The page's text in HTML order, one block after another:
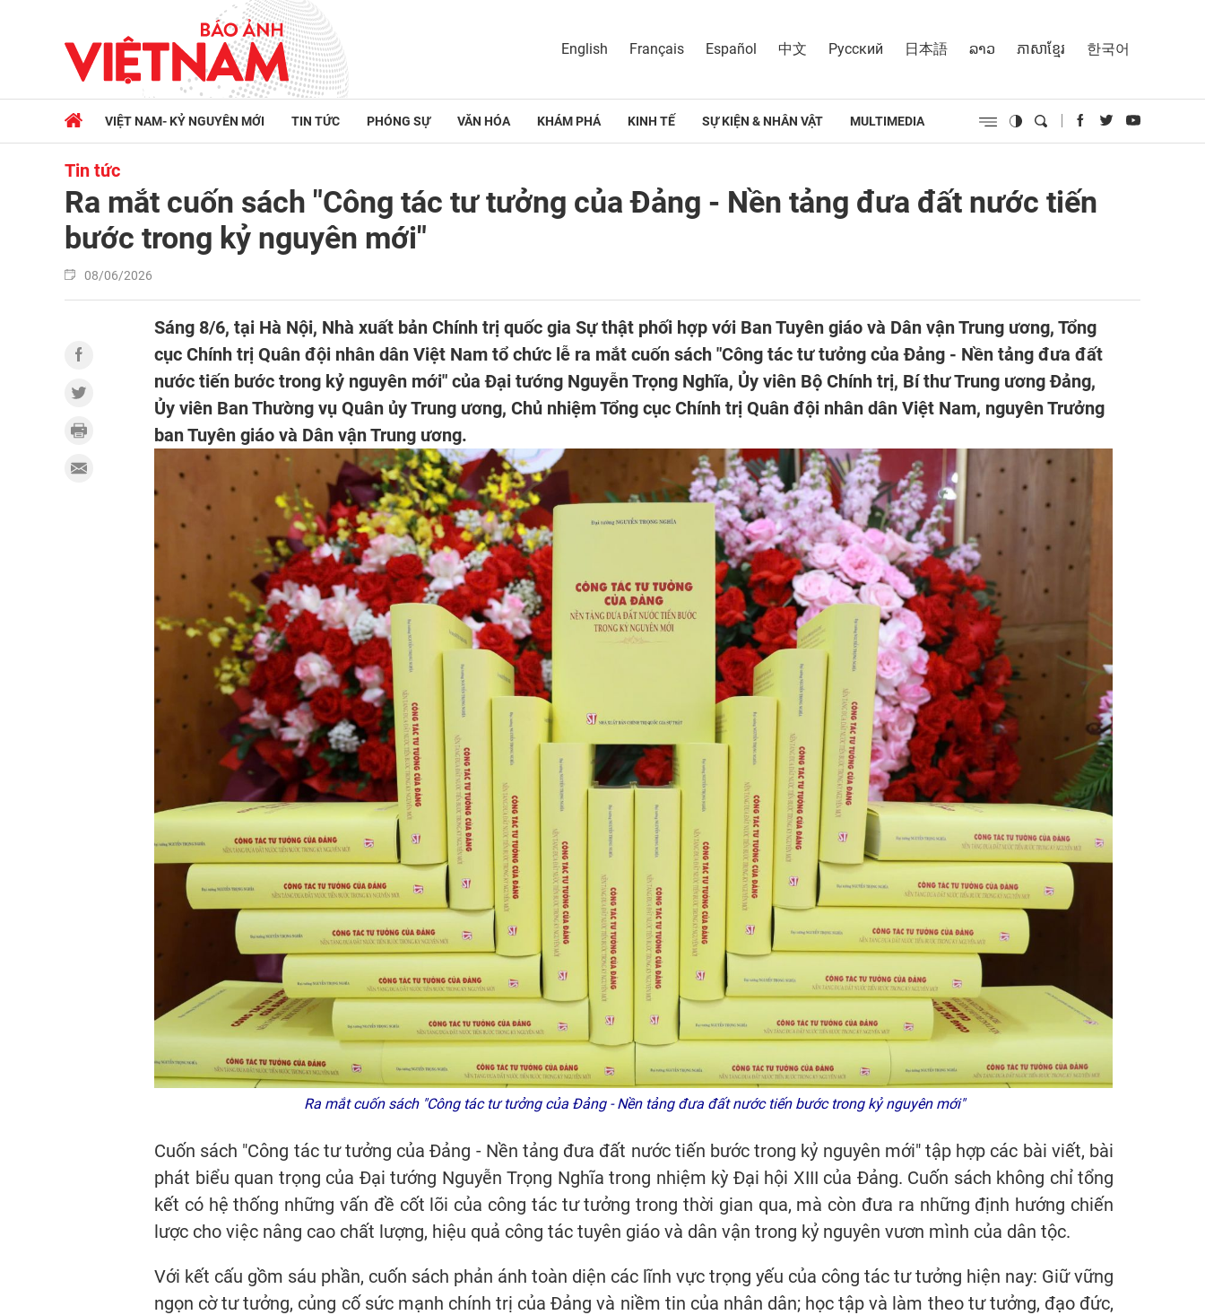
English Français Español 中文 Русский 日本語 ລາວ ភាសាខ្មែរ 한국어
VIỆT NAM- KỶ NGUYÊN MỚI TIN TỨC PHÓNG SỰ VĂN HÓA KHÁM PHÁ KINH TẾ SỰ KIỆN & NHÂN VẬT MULTIMEDIA
Tin tức
Ra mắt cuốn sách "Công tác tư tưởng của Đảng - Nền tảng đưa đất nước tiến
bước trong kỷ nguyên mới"
08/06/2026
Sáng 8/6, tại Hà Nội, Nhà xuất bản Chính trị quốc gia Sự thật phối hợp với Ban Tuyên giáo và Dân vận Trung ương, Tổng
cục Chính trị Quân đội nhân dân Việt Nam tổ chức lễ ra mắt cuốn sách "Công tác tư tưởng của Đảng - Nền tảng đưa đất
nước tiến bước trong kỷ nguyên mới" của Đại tướng Nguyễn Trọng Nghĩa, Ủy viên Bộ Chính trị, Bí thư Trung ương Đảng,
Ủy viên Ban Thường vụ Quân ủy Trung ương, Chủ nhiệm Tổng cục Chính trị Quân đội nhân dân Việt Nam, nguyên Trưởng
ban Tuyên giáo và Dân vận Trung ương.
Ra mắt cuốn sách "Công tác tư tưởng của Đảng - Nền tảng đưa đất nước tiến bước trong kỷ nguyên mới"
Cuốn sách "Công tác tư tưởng của Đảng - Nền tảng đưa đất nước tiến bước trong kỷ nguyên mới" tập hợp các bài viết, bài
phát biểu quan trọng của Đại tướng Nguyễn Trọng Nghĩa trong nhiệm kỳ Đại hội XIII của Đảng. Cuốn sách không chỉ tổng
kết có hệ thống những vấn đề cốt lõi của công tác tư tưởng trong thời gian qua, mà còn đưa ra những định hướng chiến
lược cho việc nâng cao chất lượng, hiệu quả công tác tuyên giáo và dân vận trong kỷ nguyên vươn mình của dân tộc.
Với kết cấu gồm sáu phần, cuốn sách phản ánh toàn diện các lĩnh vực trọng yếu của công tác tư tưởng hiện nay: Giữ vững
ngọn cờ tư tưởng, củng cố sức mạnh chính trị của Đảng và niềm tin của nhân dân; học tập và làm theo tư tưởng, đạo đức,